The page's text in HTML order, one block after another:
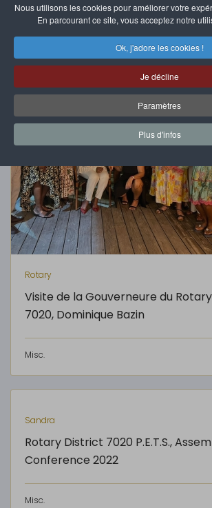
Nous utilisons les cookies pour améliorer votre
En parcourant ce site, vous acceptez notre
Ok, j'adore les cookies !
Je décline
Paramètres
Plus d'infos
Rotary
Visite de la Gouverneure du
7020, Dominique Bazin
Misc.
Sandra
Rotary District 7020 P.E.T.S.,
Conference 2022
Misc.